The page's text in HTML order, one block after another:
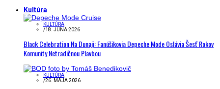
Kultúra
KULTÚRA
/18. JÚNA 2026
Black Celebration Na Dunaji: Fanúšikovia Depeche Mode Oslávia Šesť Rokov
Komunity Netradičnou Plavbou
KULTÚRA
/26. MÁJA 2026